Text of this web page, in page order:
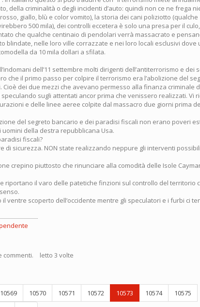
della criminalità o degli incidenti d’auto: quindi non ce ne frega
giallo, blù e color vomito), la storia dei cani poliziotto (qualche
500 mila), dei controlli eccetera è solo una presa per il
che qualche centinaio di pendolari verrà massacrato e
blindate, nelle loro ville corrazzate e nei loro locali esclusivi dove
da 10 mila dollari a sfilata.
dell’11 settembre molti dirigenti dell’antiterrorismo e dei
che il primo passo per colpire il terrorismo era l’abolizione del
Cioè dei due mezzi che avevano permesso alla finanza criminale
sugli attentati ancor prima che venissero realizzati. Vi
e delle linee aeree colpite dal massacro due giorni prima
del segreto bancario e dei paradisi fiscali non erano poveri
della destra repubblicana Usa.
fiscali?
di sicurezza. NON state realizzando neppure gli interventi
crepino piuttosto che rinunciare alla comodità delle Isole
riportano il varo delle patetiche finzioni sul controllo del territorio
ventre scoperto dell’occidente mentre gli speculatori e i furbi ci
commenti. letto 3 volte
10569 10570 10571 10572 10573 10574
10575